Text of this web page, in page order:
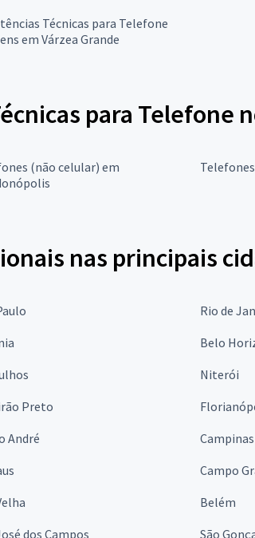
Técnicas para Telefone
em Várzea Grande
para Telefone
(não celular) em
nas principais
Rio de
Belo
Niterói
Preto
André Campinas
Campo
Belém
dos Campos São